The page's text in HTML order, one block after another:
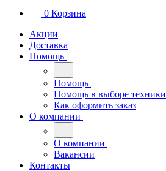
0 Корзина
Акции
Доставка
Помощь
Помощь
Помощь в выборе техники
Как оформить заказ
О компании
О компании
Вакансии
Контакты